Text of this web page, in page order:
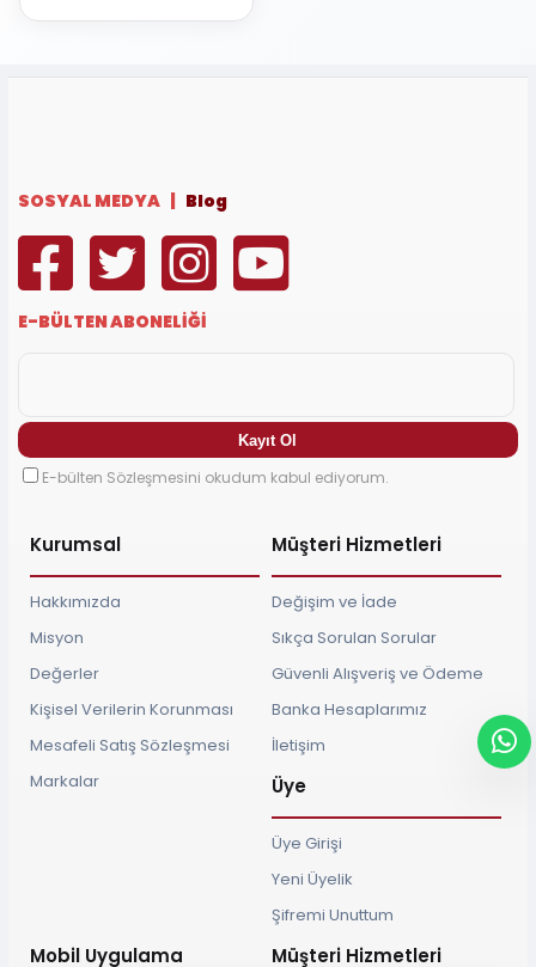
SOSYAL MEDYA | Blog
E-BÜLTEN ABONELİĞİ
E-bülten Sözleşmesini okudum kabul ediyorum.
Kurumsal
Hakkımızda
Misyon
Değerler
Kişisel Verilerin Korunması
Mesafeli Satış Sözleşmesi
Markalar
Müşteri Hizmetleri
Değişim ve İade
Sıkça Sorulan Sorular
Güvenli Alışveriş ve Ödeme
Banka Hesaplarımız
İletişim
Üye
Üye Girişi
Yeni Üyelik
Şifremi Unuttum
Mobil Uygulama Müşteri Hizmetleri